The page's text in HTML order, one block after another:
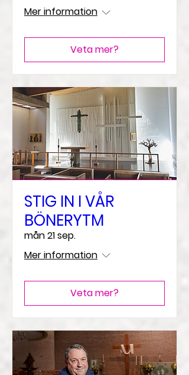
Mer information
Veta mer?
STIG IN I VÅR
BÖNERYTM
mån 21 sep.
Mer information
Veta mer?